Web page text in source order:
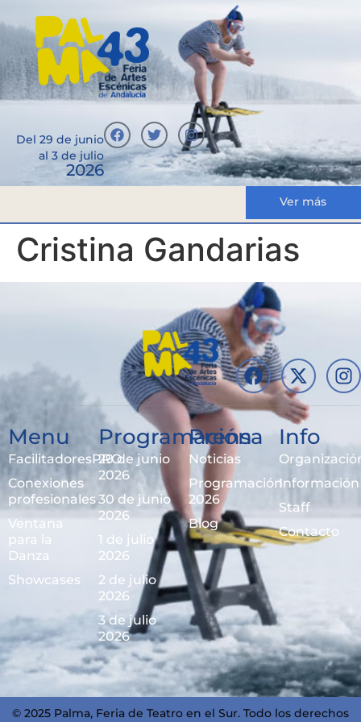
Del 29 de junio
al 3 de julio
2026
Ver más
Cristina Gandarias
Menu
FacilitadoresPRO
Conexiones
profesionales
Ventana
para la
Danza
Showcases
Programación
29 de junio
2026
30 de junio
2026
1 de julio
2026
2 de julio
2026
3 de julio
2026
Prensa
Noticias
Programación
2026
Blog
Info
Información
Staff
Contacto
© 2025 Palma, Feria de Teatro en el Sur. Todo los derechos